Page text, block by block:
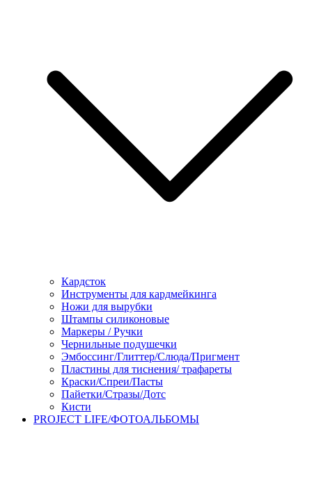
Кардсток
Инструменты для кардмейкинга
Ножи для вырубки
Штампы силиконовые
Маркеры / Ручки
Чернильные подушечки
Эмбоссинг/Глиттер/Слюда/Пригмент
Пластины для тиснения/ трафареты
Краски/Спреи/Пасты
Пайетки/Стразы/Дотс
Кисти
PROJECT LIFE/ФОТОАЛЬБОМЫ